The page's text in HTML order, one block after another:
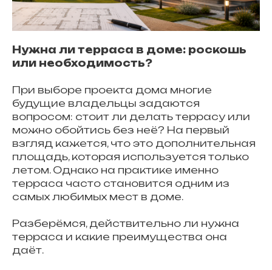
Нужна ли терраса в доме: роскошь
или необходимость?
При выборе проекта дома многие
будущие владельцы задаются
вопросом: стоит ли делать террасу или
можно обойтись без неё? На первый
взгляд кажется, что это дополнительная
площадь, которая используется только
летом. Однако на практике именно
терраса часто становится одним из
самых любимых мест в доме.
Разберёмся, действительно ли нужна
терраса и какие преимущества она
даёт.